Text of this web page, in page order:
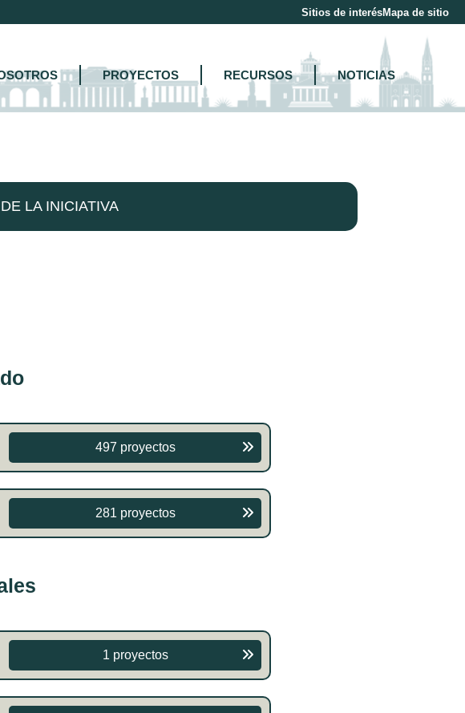
Sitios de interésMapa de sitio
PROYECTOS RECURSOS NOTICIAS
LA INICIATIVA
497 proyectos
281 proyectos
1 proyectos